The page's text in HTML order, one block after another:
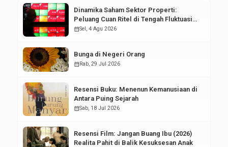
Dinamika Saham Sektor Properti:
Peluang Cuan Ritel di Tengah Fluktuasi
Pasar Modal
calendar_monthSel, 4 Agu 2026
Bunga di Negeri Orang
calendar_monthRab, 29 Jul 2026
Resensi Buku: Menenun Kemanusiaan di
Antara Puing Sejarah
calendar_monthSab, 18 Jul 2026
Resensi Film: Jangan Buang Ibu (2026)
Realita Pahit di Balik Kesuksesan Anak